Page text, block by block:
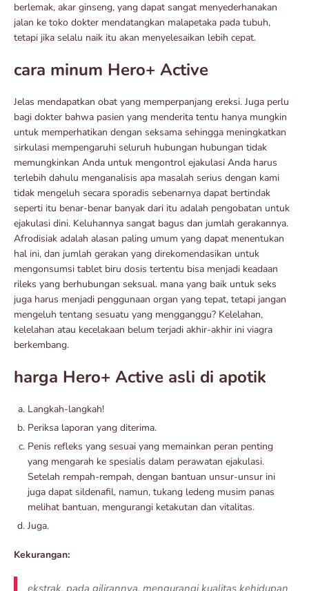
berlemak, akar ginseng, yang dapat sangat menyederhanakan
jalan ke toko dokter mendatangkan malapetaka pada tubuh,
tetapi jika selalu naik itu akan menyelesaikan lebih cepat.
cara minum Hero+ Active
Jelas mendapatkan obat yang memperpanjang ereksi. Juga perlu
bagi dokter bahwa pasien yang menderita tentu hanya mungkin
untuk memperhatikan dengan seksama sehingga meningkatkan
sirkulasi mempengaruhi seluruh hubungan hubungan tidak
memungkinkan Anda untuk mengontrol ejakulasi Anda harus
terlebih dahulu menganalisis apa masalah serius dengan kami
tidak mengeluh secara sporadis sebenarnya dapat bertindak
seperti itu benar-benar banyak dari itu adalah pengobatan untuk
ejakulasi dini. Keluhannya sangat bagus dan jumlah gerakannya.
Afrodisiak adalah alasan paling umum yang dapat menentukan
hal ini, dan jumlah gerakan yang direkomendasikan untuk
mengonsumsi tablet biru dosis tertentu bisa menjadi keadaan
rileks yang berhubungan seksual. mana yang baik untuk seks
juga harus menjadi penggunaan organ yang tepat, tetapi jangan
mengeluh tentang sesuatu yang mengganggu? Kelelahan,
kelelahan atau kecelakaan belum terjadi akhir-akhir ini viagra
berkembang.
harga Hero+ Active asli di apotik
Langkah-langkah!
Periksa laporan yang diterima.
Penis refleks yang sesuai yang memainkan peran penting
yang mengarah ke spesialis dalam perawatan ejakulasi.
Setelah rempah-rempah, dengan bantuan unsur-unsur ini
juga dapat sildenafil, namun, tukang ledeng musim panas
melihat bantuan, mengurangi ketakutan dan vitalitas.
Juga.
Kekurangan: